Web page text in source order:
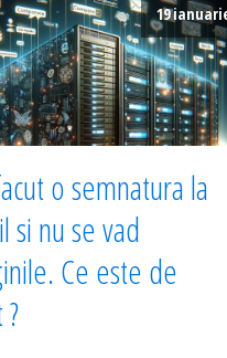
19
o semnatura la
si nu se vad
Ce este de